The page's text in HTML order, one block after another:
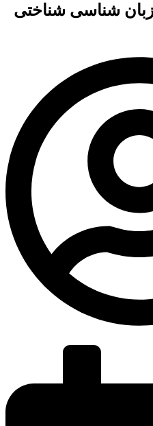
زبان شناسی شناختی